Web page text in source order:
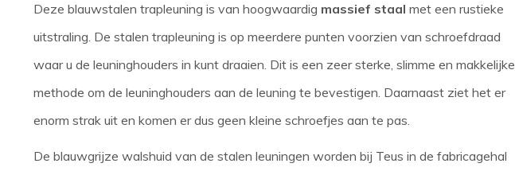
Deze blauwstalen trapleuning is van hoogwaardig massief staal met een rustieke
uitstraling. De stalen trapleuning is op meerdere punten voorzien van schroefdraad
waar u de leuninghouders in kunt draaien. Dit is een zeer sterke, slimme en makkelijke
methode om de leuninghouders aan de leuning te bevestigen. Daarnaast ziet het er
enorm strak uit en komen er dus geen kleine schroefjes aan te pas.
De blauwgrijze walshuid van de stalen leuningen worden bij Teus in de fabricagehal